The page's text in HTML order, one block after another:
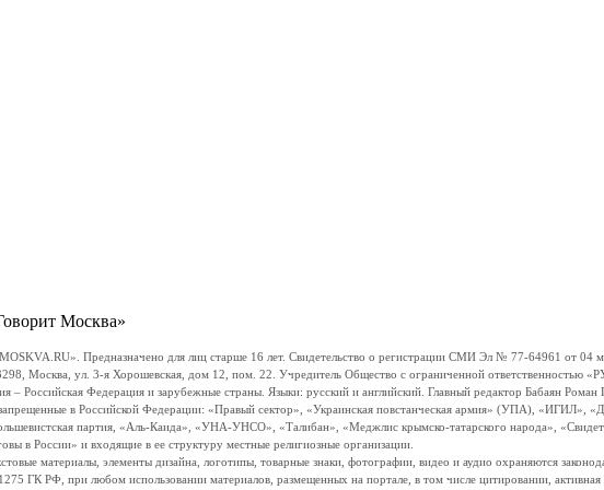
Москва»
Предназначено для лиц старше 16 лет. Свидетельство о регистрации СМИ Эл № 77-64961 от 04
Москва, ул. 3-я Хорошевская, дом 12, пом. 22. Учредитель Общество с ограниченной
– Российская Федерация и зарубежные страны. Языки: русский и английский. Главный редактор Бабаян
запрещенные в Российской Федерации: «Правый сектор», «Украинская повстанческая армия» (УПА),
партия, «Аль-Каида», «УНА-УНСО», «Талибан», «Меджлис крымско-татарского народа»,
в России» и входящие в ее структуру местные религиозные организации.
материалы, элементы дизайна, логотипы, товарные знаки, фотографии, видео и аудио охраняются
ГК РФ, при любом использовании материалов, размещенных на портале, в том числе цитировании,